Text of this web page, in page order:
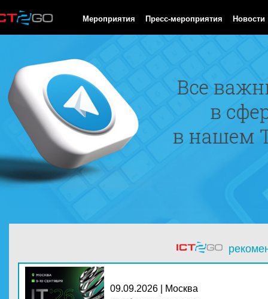
Мероприятия Пресс-мероприятия Новости
09.09.2026 | Москва